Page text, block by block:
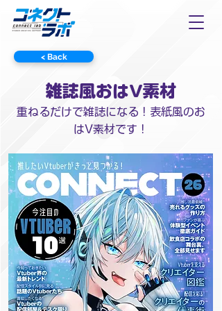
< Back
雑誌風おはV素材
重ねるだけで雑誌になる！表紙風のお
はV素材です！